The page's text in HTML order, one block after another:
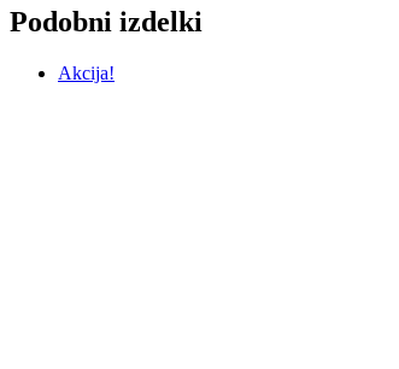
Podobni izdelki
Akcija!